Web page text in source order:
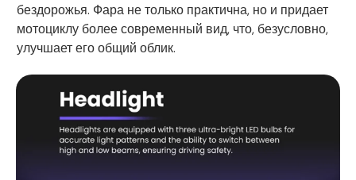
бездорожья. Фара не только практична, но и придает
мотоциклу более современный вид, что, безусловно,
улучшает его общий облик.